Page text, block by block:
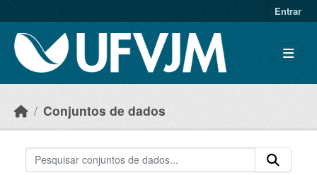
Entrar
Conjuntos de dados